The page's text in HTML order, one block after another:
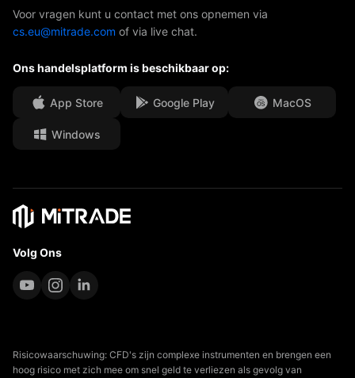
Onze onderscheidingen
Media Centre
Carrièremogelijkheden
Juridische documenten
Afdeling Help
Veelgestelde vragen (FAQ)
Voor vragen kunt u contact met ons opnemen via
cs.eu@mitrade.com of via live chat.
Ons handelsplatform is beschikbaar op:
App Store Google Play MacOS
Windows
Volg Ons
Risicowaarschuwing: CFD's zijn complexe instrumenten en brengen een
hoog risico met zich mee om snel geld te verliezen als gevolg van